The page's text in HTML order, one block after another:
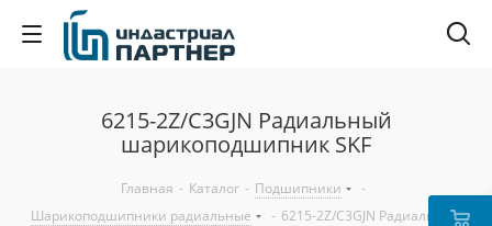
6215-2Z/C3GJN Радиальный
шарикоподшипник SKF
Главная - Каталог - Подшипники
-
Шарикоподшипники радиальные
- 6215-2Z/C3GJN Радиальный